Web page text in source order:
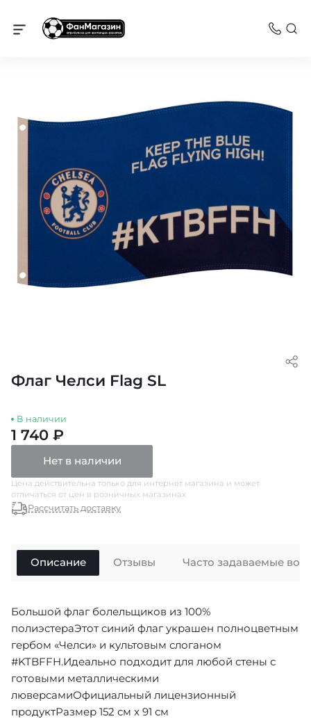
Челси
Флаг Челси Flag SL
В наличии
1 740 ₽
Нет в наличии
Цена действительна только для интернет магазина и может
отличаться от цен в розничных магазинах
Рассчитать доставку
Описание
Большой флаг болельщиков из 100%
полиэстераЭтот синий флаг украшен полноцветным
гербом «Челси» и культовым слоганом
#KTBFFH.Идеально подходит для любой стены с
готовыми металлическими
люверсамиОфициальный лицензионный
продуктРазмер 152 см x 91 см
Отзывы Часто задаваемые